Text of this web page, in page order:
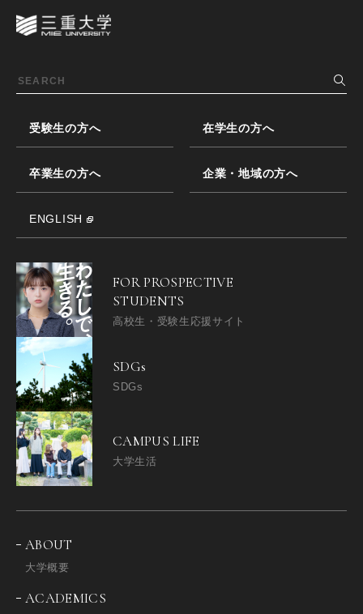
受験生の方へ 在学生の方へ
卒業生の方へ 企業・地域の方へ
ENGLISH
FOR PROSPECTIVE
STUDENTS
高校生・受験生応援サイト
SDGs
SDGs
CAMPUS LIFE
大学生活
ABOUT
大学概要
ACADEMICS